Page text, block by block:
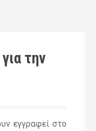
την
εγγραφεί στο